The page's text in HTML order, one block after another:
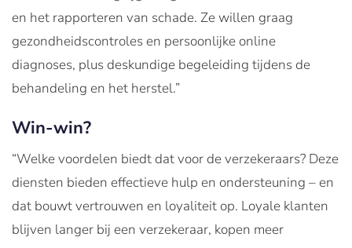
en het rapporteren van schade. Ze willen graag
gezondheidscontroles en persoonlijke online
diagnoses, plus deskundige begeleiding tijdens de
behandeling en het herstel.”
Win-win?
“Welke voordelen biedt dat voor de verzekeraars? Deze
diensten bieden effectieve hulp en ondersteuning – en
dat bouwt vertrouwen en loyaliteit op. Loyale klanten
blijven langer bij een verzekeraar, kopen meer